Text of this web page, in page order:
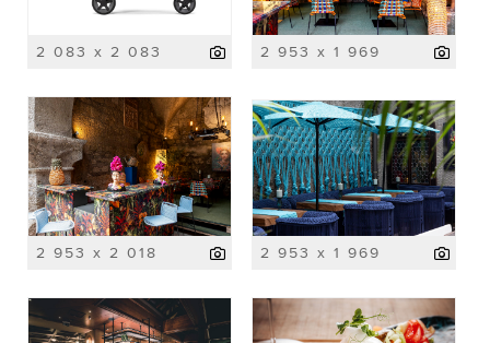
2 083 x 2 083 2 953 x 1 969
2 953 x 2 018 2 953 x 1 969